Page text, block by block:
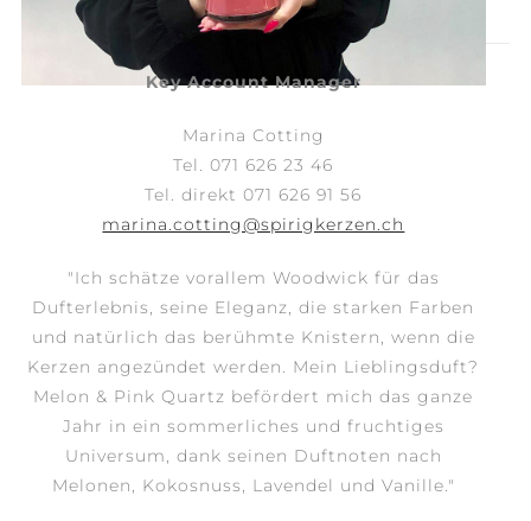
Key Account Manager
Marina Cotting
Tel. 071 626 23 46
Tel. direkt 071 626 91 56
marina.cotting@spirigkerzen.ch
"Ich schätze vorallem Woodwick für das
Dufterlebnis, seine Eleganz, die starken Farben
und natürlich das berühmte Knistern, wenn die
Kerzen angezündet werden. Mein Lieblingsduft?
Melon & Pink Quartz befördert mich das ganze
Jahr in ein sommerliches und fruchtiges
Universum, dank seinen Duftnoten nach
Melonen, Kokosnuss, Lavendel und Vanille."